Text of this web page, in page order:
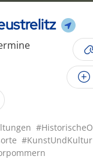
e
#KunstUndKultur